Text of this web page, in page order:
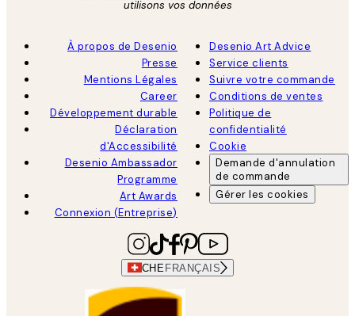
utilisons vos données
À propos de Desenio
Presse
Mentions Légales
Career
Développement durable
Déclaration
d'Accessibilité
Desenio Ambassador
Programme
Art Awards
Connexion (Entreprise)
Desenio Art Advice
Service clients
Suivre votre commande
Conditions de ventes
Politique de
confidentialité
Cookie
Demande d'annulation
de commande
Gérer les cookies
CHE FRANÇAIS